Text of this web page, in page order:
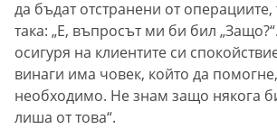
да бъдат отстранени от операциите,
така: „Е, въпросът ми би бил
осигуря на клиентите си
винаги има човек, който да
необходимо. Не знам защо някога
лиша от това“.